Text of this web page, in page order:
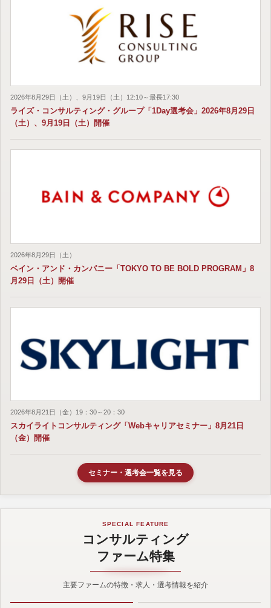
2026年8月29日（土）、9月19日（土）12:10～最長17:30
ライズ・コンサルティング・グループ「1Day選考会」2026年8月29日
（土）、9月19日（土）開催
2026年8月29日（土）
ベイン・アンド・カンパニー「TOKYO TO BE BOLD PROGRAM」8
月29日（土）開催
2026年8月21日（金）19：30～20：30
スカイライトコンサルティング「Webキャリアセミナー」8月21日
（金）開催
セミナー・選考会一覧を見る
SPECIAL FEATURE
コンサルティング
ファーム特集
主要ファームの特徴・求人・選考情報を紹介